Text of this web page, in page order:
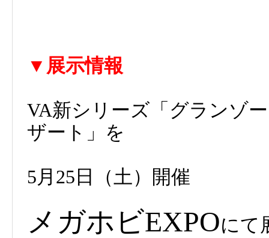
▼展示情報
VA新シリーズ「グランゾ
ザート」を
5月25日（土）開催
メガホビEXPOにて